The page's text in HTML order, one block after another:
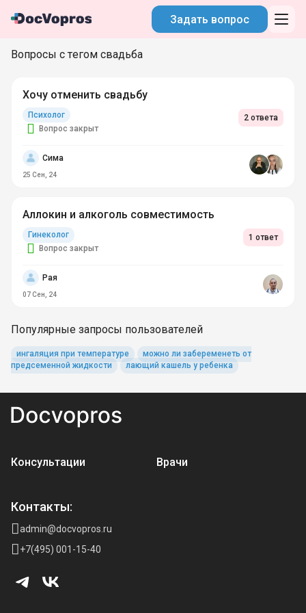
Задать вопрос
Вопросы с тегом свадьба
Хочу отменить свадьбу
Психолог
Вопрос закрыт
2 ответа
Сима
25 Сен, 24
Аллокин и алкоголь совместимость
Гинеколог
Вопрос закрыт
1 ответ
Рая
07 Сен, 24
Популярные запросы пользователей
ингаляция при температуре
можно ли забеременеть от
предсеменной жидкости
лающий кашель у ребенка
Консультации Врачи
Контакты:
admin@docvopros.ru
+7(495) 001-15-40